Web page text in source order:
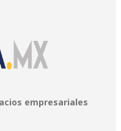
empresariales